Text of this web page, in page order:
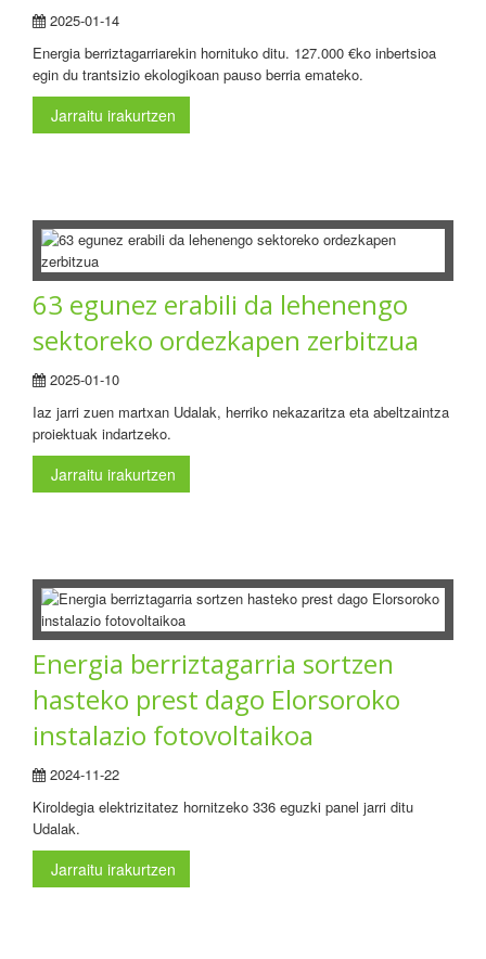
2025-01-14
Energia berriztagarriarekin hornituko ditu. 127.000 €ko inbertsioa
egin du trantsizio ekologikoan pauso berria emateko.
Jarraitu irakurtzen
63 egunez erabili da lehenengo
sektoreko ordezkapen zerbitzua
2025-01-10
Iaz jarri zuen martxan Udalak, herriko nekazaritza eta abeltzaintza
proiektuak indartzeko.
Jarraitu irakurtzen
Energia berriztagarria sortzen
hasteko prest dago Elorsoroko
instalazio fotovoltaikoa
2024-11-22
Kiroldegia elektrizitatez hornitzeko 336 eguzki panel jarri ditu
Udalak.
Jarraitu irakurtzen